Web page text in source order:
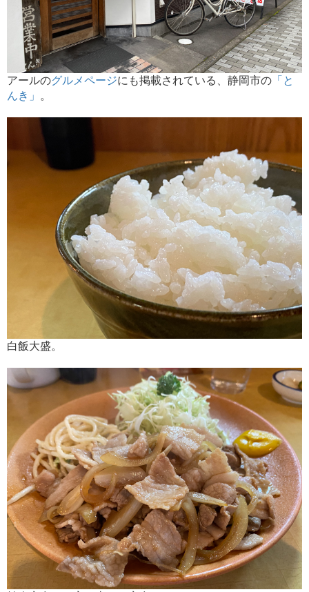
アールのグルメページにも掲載されている、静岡市の 「と
んき」
。
白飯大盛。